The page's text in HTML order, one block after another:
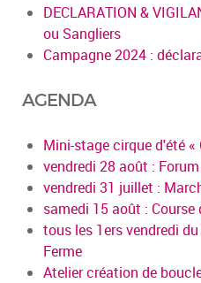
DECLARATION &
ou Sangliers
Campagne 2024 :
AGENDA
Mini-stage cirque d'été «
vendredi 28 août :
vendredi 31 juillet :
samedi 15 août : Course
tous les 1ers vendredi
Ferme
Atelier création de